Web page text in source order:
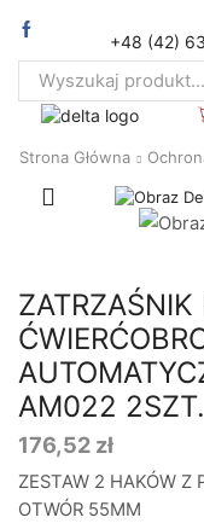
+48 (42)
Search
input
Strona Główna
ZATRZAŚNIK
AM022
176,52 zł
ZESTAW 2 HAKÓW Z
OTWÓR 55MM